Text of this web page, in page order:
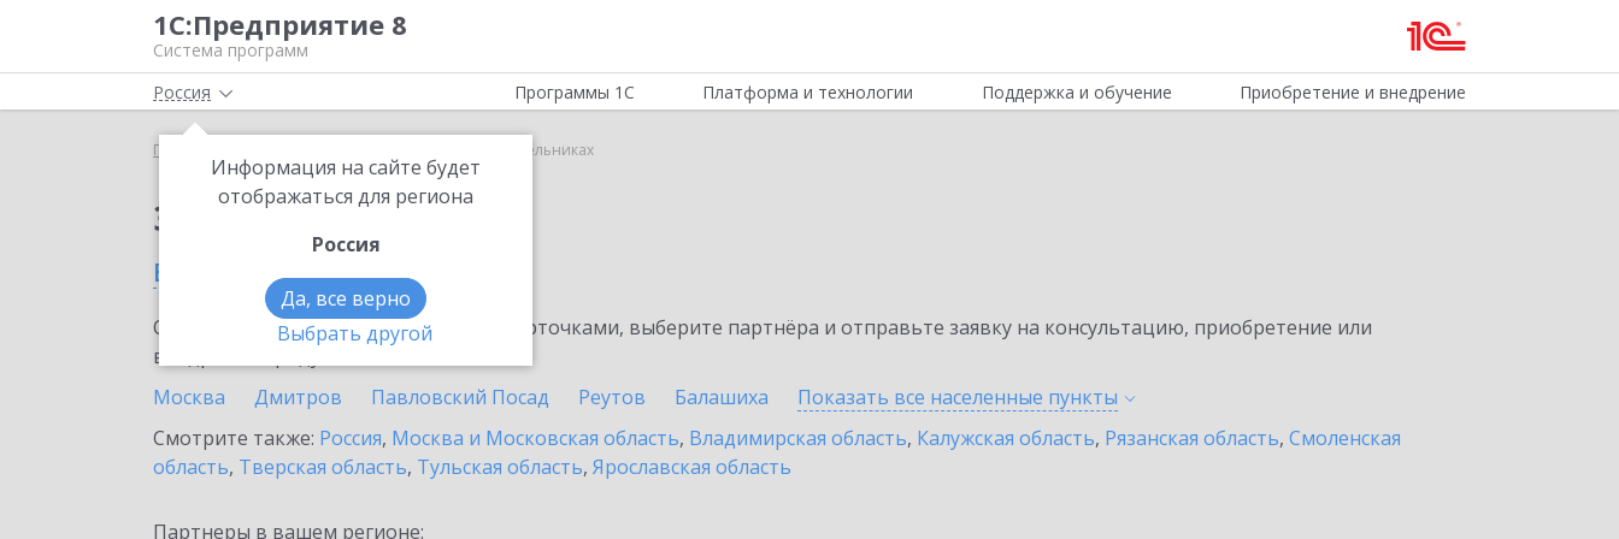
1С:Предприятие 8
Система программ
Россия
Информация на сайте будет
отображаться для региона
Россия
Да, все верно
Выбрать другой
Программы 1С Платформа и технологии Поддержка и обучение Приобретение и внедрение
Главная 1С-ЭПД в Котельниках
Заказать 1С-ЭПД
в Котельниках
Ознакомьтесь с информационными карточками, выберите партнёра и отправьте заявку на консультацию, приобретение или
внедрение продукта.
Москва
Дмитров Павловский Посад Реутов Балашиха Показать все населенные пункты
Смотрите также: Россия, Москва и Московская область, Владимирская область, Калужская область, Рязанская область, Смоленская
область, Тверская область, Тульская область, Ярославская область
Партнеры в вашем регионе: